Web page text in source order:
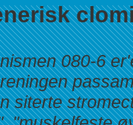
080-6
siterte